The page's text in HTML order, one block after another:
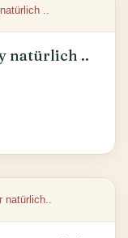
natürlich ..